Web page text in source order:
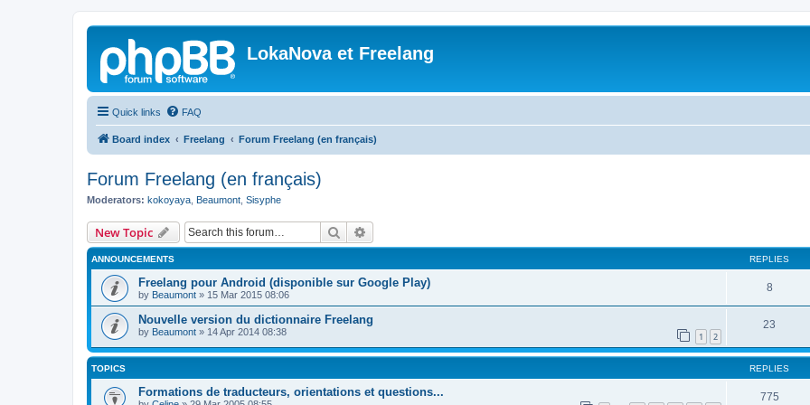
LokaNova et Freelang
Quick links FAQ
Board index Freelang Forum Freelang (en français)
Forum Freelang (en français)
Moderators: kokoyaya Beaumont Sisyphe
New Topic Search
ANNOUNCEMENTS REPLIES
Freelang pour Android (disponible sur Google Play)
by Beaumont » 15 Mar 2015 08:06
8
Nouvelle version du dictionnaire Freelang
by Beaumont » 14 Apr 2014 08:38 1 2
23
TOPICS REPLIES
Formations de traducteurs, orientations et questions... 775